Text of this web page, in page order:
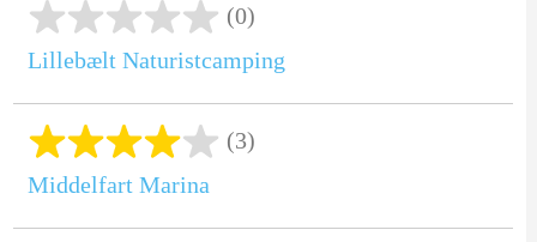
(0)
Lillebælt Naturistcamping
(3)
Middelfart Marina